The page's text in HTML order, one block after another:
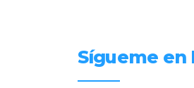
Sígueme en